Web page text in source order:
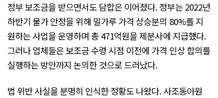
정부 보조금을 받으면서도 담합은 이어졌다. 정부는 2022년
하반기 물가 안정을 위해 밀가루 가격 상승분의 80%를 지
원하는 사업을 운영하며 총 471억원을 제분사에 지급했다.
그러나 업체들은 보조금 수령 시점 이전에 가격 인상 합의를
실행하는 방안까지 논의한 것으로 드러났다.
법 위반 사실을 분명히 인식한 정황도 나왔다. 사조동아원